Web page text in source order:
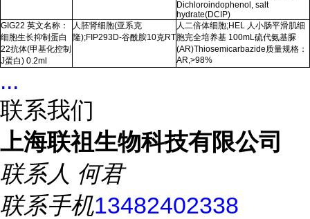
Dichloroindophenol, salt
hydrate(DCIP)
GIG22 英文名称：
细胞生长抑制蛋白
22抗体(甲基化控制
J蛋白) 0.2ml
人胚肾细胞(亚系克
隆);FIP293D-谷酰胺10克RT
人二倍体细胞;HEL 人小肠平滑肌细
胞完全培养基 100mL硫代氨基脲
(AR)Thiosemicarbazide质量规格：
AR,>98%
...
联系我们
上海联祖生物科技有限公司
联系人 何君
联系手机13482402338